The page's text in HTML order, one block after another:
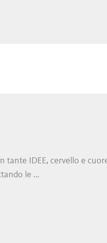
tante IDEE, cervello e
le ...